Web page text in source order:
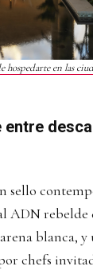
hospedarte en las
entre
sello
ADN
blanca,
chefs